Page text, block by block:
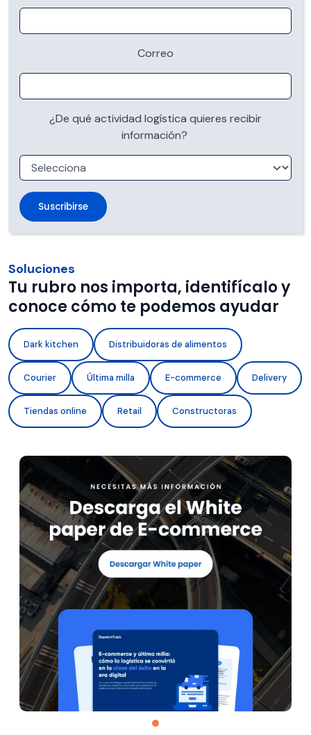
Correo
¿De qué actividad logística quieres recibir
información?
Soluciones
Tu rubro nos importa, identifícalo y
conoce cómo te podemos ayudar
Dark kitchen Distribuidoras de alimentos
Courier Última milla E-commerce Delivery
Tiendas online Retail Constructoras